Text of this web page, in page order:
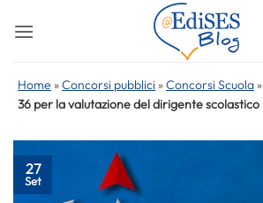
Home »Concorsi pubblici »Concorsi Scuola »
36 per la valutazione del dirigente scolastico
27
Set